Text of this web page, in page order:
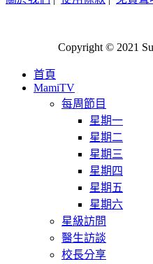
Copyright © 2021
首頁
MamiTV
每周節目
星期一
星期二
星期三
星期四
星期五
星期六
星級訪問
醫生訪談
校長分享